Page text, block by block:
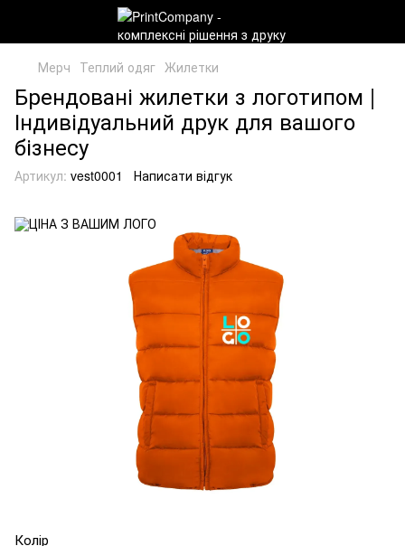
Мерч Теплий одяг Жилетки
Брендовані жилетки з логотипом |
Індивідуальний друк для вашого
бізнесу
Артикул: vest0001 Написати відгук
Колір